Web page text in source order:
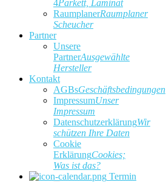
4Parkett, Laminat
RaumplanerRaumplaner
Scheucher
Partner
Unsere
PartnerAusgewählte
Hersteller
Kontakt
AGBsGeschäftsbedingungen
ImpressumUnser
Impressum
DatenschutzerklärungWir
schützen Ihre Daten
Cookie
ErklärungCookies;
Was ist das?
Termin